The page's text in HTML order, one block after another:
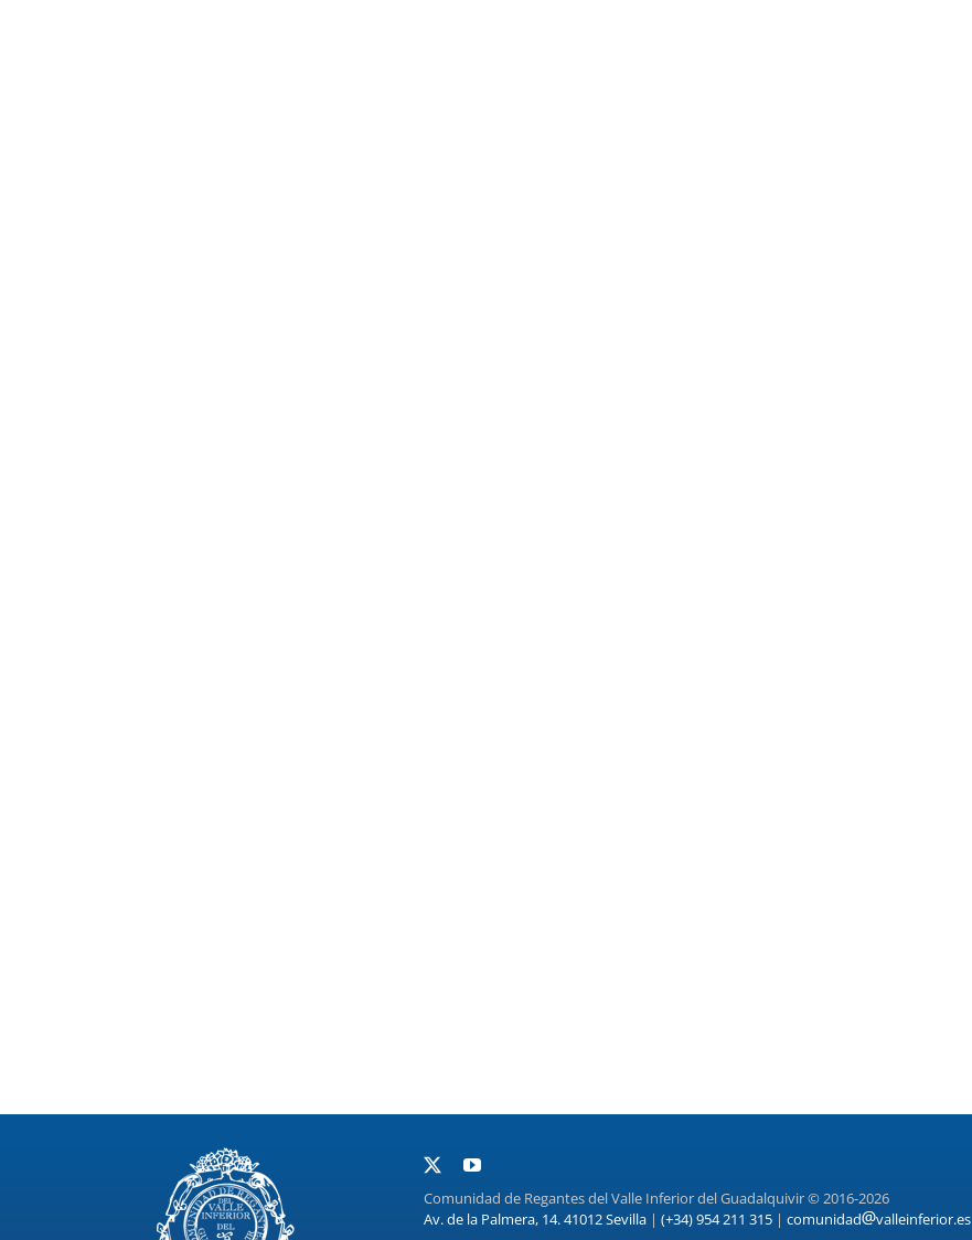
Comunidad de Regantes del Valle Inferior del Guadalquivir © 2016-2026
Av. de la Palmera, 14. 41012 Sevilla| (+34) 954 211 315| comunidad valleinferior.es